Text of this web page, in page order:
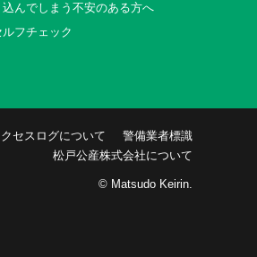
んでしまう不安のある方へ
フチェック
セスログについて
警備業者標識
松戸公産株式会社について
© Matsudo Keirin.